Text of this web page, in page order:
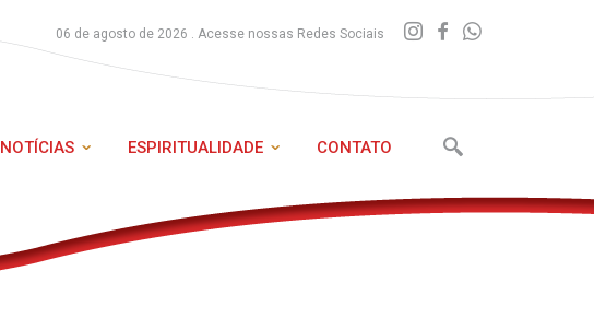
06 de agosto de 2026 . Acesse nossas Redes Sociais
NOTÍCIAS ESPIRITUALIDADE CONTATO